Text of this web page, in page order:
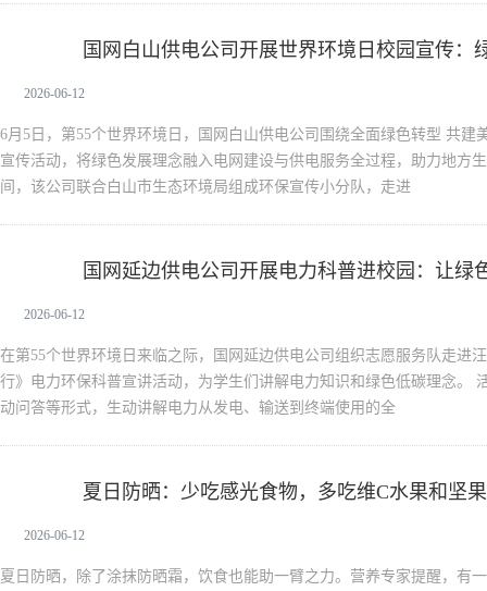
国网白山供电公司开展世界环境日校园宣传：
2026-06-12
6月5日，第55个世界环境日，国网白山供电公司围绕全面绿色转型 共建
宣传活动，将绿色发展理念融入电网建设与供电服务全过程，助力地方
间，该公司联合白山市生态环境局组成环保宣传小分队，走进
国网延边供电公司开展电力科普进校园：让绿
2026-06-12
在第55个世界环境日来临之际，国网延边供电公司组织志愿服务队走进
行》电力环保科普宣讲活动，为学生们讲解电力知识和绿色低碳理念。
动问答等形式，生动讲解电力从发电、输送到终端使用的全
夏日防晒：少吃感光食物，多吃维C水果和坚果
2026-06-12
夏日防晒，除了涂抹防晒霜，饮食也能助一臂之力。营养专家提醒，有